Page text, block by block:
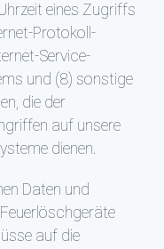
eines Zugriffs
Protokoll-
Service-
und (8) sonstige
die der
auf unsere
dienen.
Daten und
auf die